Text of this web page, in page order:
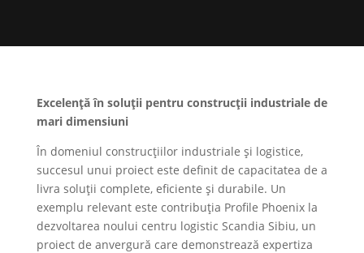
Excelență în soluții pentru construcții industriale de
mari dimensiuni
În domeniul construcțiilor industriale și logistice,
succesul unui proiect este definit de capacitatea de a
livra soluții complete, eficiente și durabile. Un
exemplu relevant este contribuția Profile Phoenix la
dezvoltarea noului centru logistic Scandia Sibiu, un
proiect de anvergură care demonstrează expertiza